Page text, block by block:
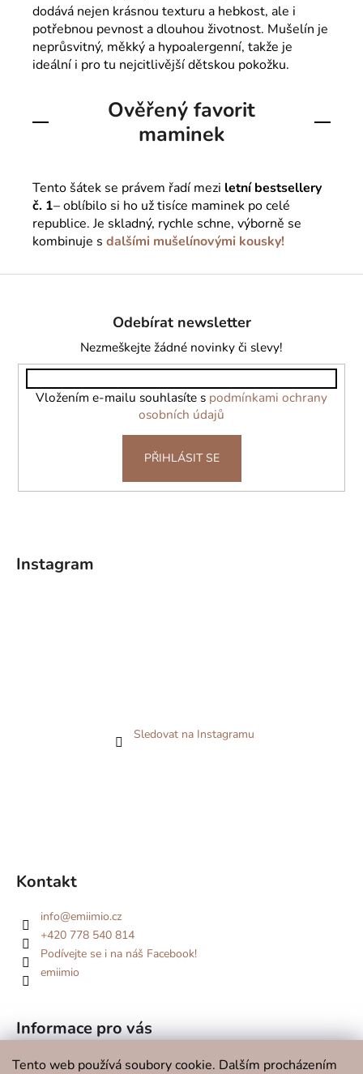
Tento web používá soubory cookie. Dalším procházením
dodává nejen krásnou texturu a hebkost, ale i
potřebnou pevnost a dlouhou životnost. Mušelín je
neprůsvitný, měkký a hypoalergenní, takže je
ideální i pro tu nejcitlivější dětskou pokožku.
Ověřený favorit
maminek
Tento šátek se právem řadí mezi letní bestsellery
č. 1– oblíbilo si ho už tisíce maminek po celé
republice. Je skladný, rychle schne, výborně se
kombinuje s dalšími mušelínovými kousky!
Odebírat newsletter
Nezmeškejte žádné novinky či slevy!
Vložením e-mailu souhlasíte s podmínkami ochrany
osobních údajů
PŘIHLÁSIT SE
Instagram
Sledovat na Instagramu
Informace pro vás
Kde se potkáme v roce 2026?
Kontakt
info@emiimio.cz
+420 778 540 814
Podívejte se i na náš Facebook!
emiimio